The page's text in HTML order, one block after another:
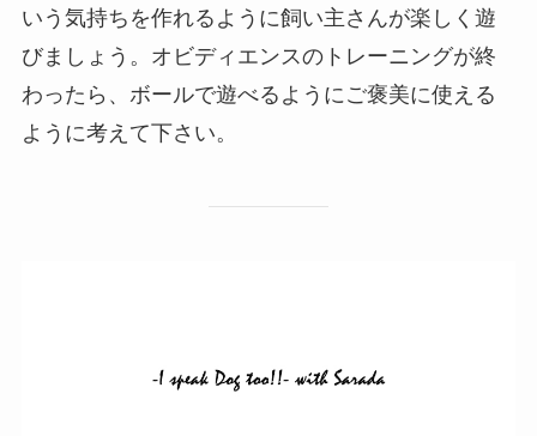
いう気持ちを作れるように飼い主さんが楽しく遊
びましょう。オビディエンスのトレーニングが終
わったら、ボールで遊べるようにご褒美に使える
ように考えて下さい。